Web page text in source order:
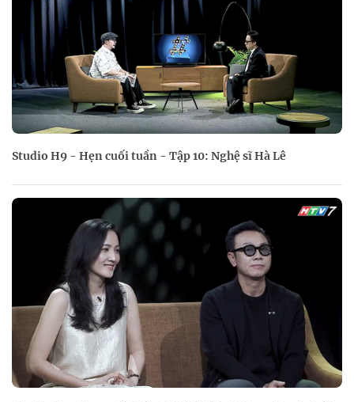
Studio H9 - Hẹn cuối tuần - Tập 10: Nghệ sĩ Hà Lê